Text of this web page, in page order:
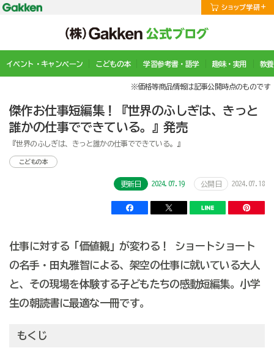
イベント・キャンペーン こどもの本 学習参考書・語学 趣味・実用 教
※価格等商品情報は記事公開時点のものです
傑作お仕事短編集！『世界のふしぎは、きっと
誰かの仕事でできている。』発売
『世界のふしぎは、きっと誰かの仕事でできている。』
こどもの本
更新日 2024.07.19 公開日 2024.07.18
仕事に対する「価値観」が変わる！ ショートショート
の名手・田丸雅智による、架空の仕事に就いている大人
と、その現場を体験する子どもたちの感動短編集。小学
生の朝読書に最適な一冊です。
もくじ